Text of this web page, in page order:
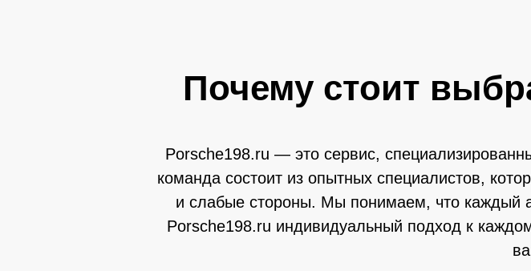
Почему стоит
Porsche198.ru — это сервис,
команда состоит из опытных специалистов,
и слабые стороны. Мы понимаем, что каждый
Porsche198.ru индивидуальный подход к
Отзывы